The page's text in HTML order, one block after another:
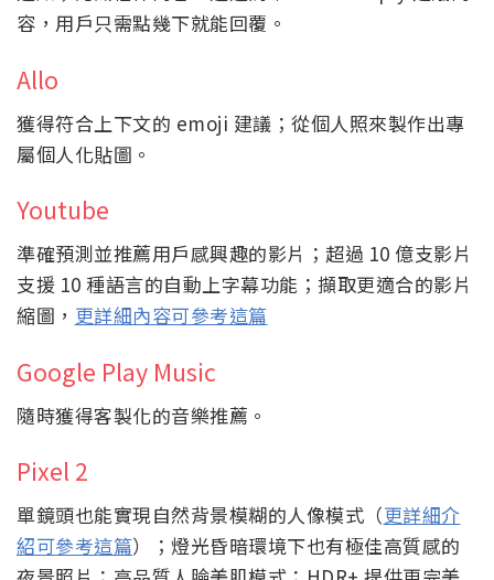
容，用戶只需點幾下就能回覆。
Allo
獲得符合上下文的 emoji 建議；從個人照來製作出專
屬個人化貼圖。
Youtube
準確預測並推薦用戶感興趣的影片；超過 10 億支影片
支援 10 種語言的自動上字幕功能；擷取更適合的影片
縮圖， 更詳細內容可參考這篇
Google Play Music
隨時獲得客製化的音樂推薦。
Pixel 2
單鏡頭也能實現自然背景模糊的人像模式（更詳細介
紹可參考這篇）；燈光昏暗環境下也有極佳高質感的